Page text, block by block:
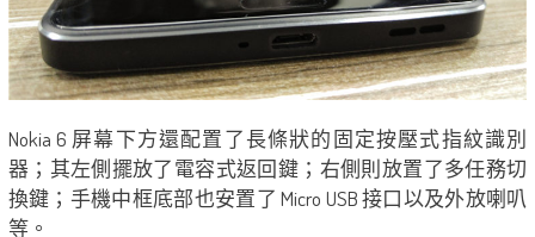
Nokia 6 屏幕下方還配置了長條狀的固定按壓式指紋識別
器；其左側擺放了電容式返回鍵；右側則放置了多任務切
換鍵；手機中框底部也安置了 Micro USB 接口以及外放喇叭
等。